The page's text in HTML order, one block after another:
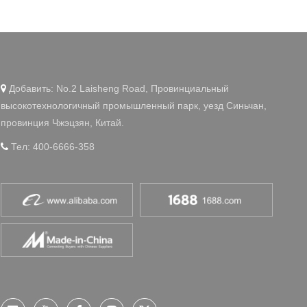
Добавить: No.2 Laisheng Road, Провинциальный
высокотехнологичный промышленный парк, уезд Синьчан,
провинция Чжэцзян, Китай.
 Тел: 400-6666-358